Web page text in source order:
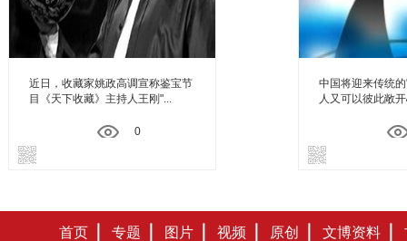
近日，收藏家姚政高调宣称鉴宝节
目《天下收藏》主持人王刚"...
0
中国将迎来传统
人又可以彼此敞
首页 专题 图片 视频 原创 文博资料